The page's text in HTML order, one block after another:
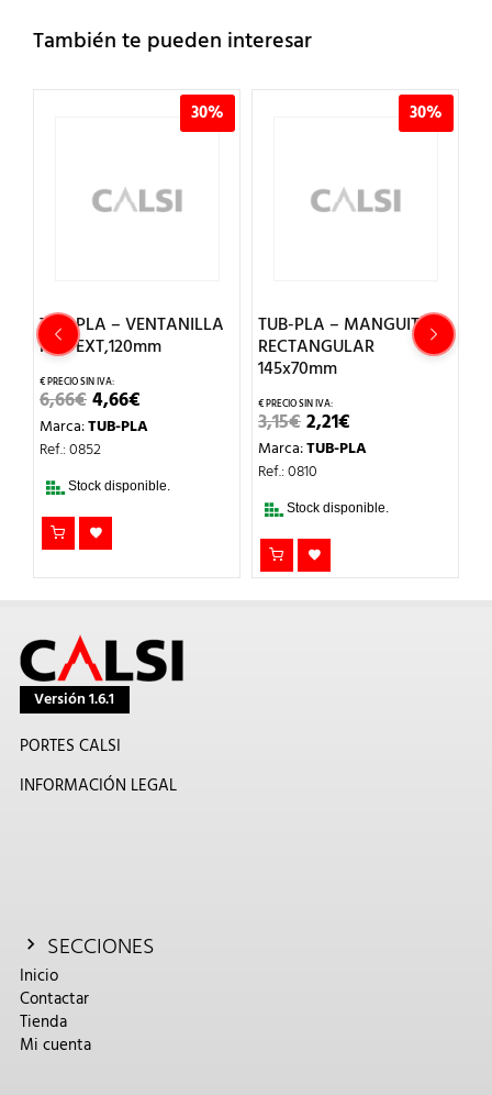
También te pueden interesar
30%
TUB-PLA – VENTANILLA
PVC EXT,120mm
6,66€EL
PRECIO
ORIGINAL
ERA:
4,66€PRECIO
ACTUAL
Marca:TUB-PLA
Ref.: 0852
Stock disponible.
30%
TUB-PLA – MANGUITO
RECTANGULAR
145x70mm
3,15€EL
PRECIO
ORIGINAL
ERA:
2,21€PRECIO
ACTUAL
Marca:TUB-PLA
Ref.: 0810
Stock disponible.
Versión 1.6.1
PORTES CALSI
INFORMACIÓN LEGAL
SECCIONES
Inicio
Contactar
Tienda
Mi cuenta